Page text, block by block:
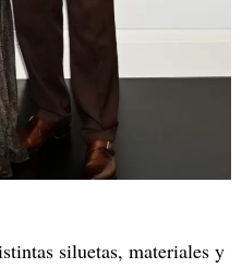
siluetas, materiales y